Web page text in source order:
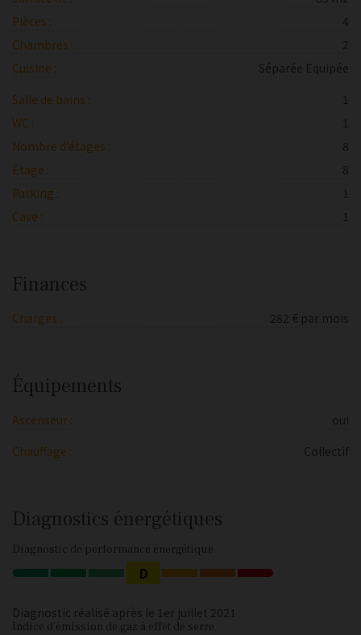
Pièces :
4
Chambres :
2
Cuisine :
Séparée Equipée
Salle de bains :
WC :
Nombre d'étages :
8
Etage :
8
Parking :
Cave :
Finances
Charges : 282 € par mois
Équipements
Ascenseur :
oui
Chauffage :
Collectif
Diagnostics énergétiques
Diagnostic de performance énergétique
D
Diagnostic réalisé après le 1er juillet 2021
Indice d'émission de gaz à effet de serre